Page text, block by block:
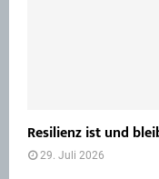
Resilienz ist und
29. Juli 2026